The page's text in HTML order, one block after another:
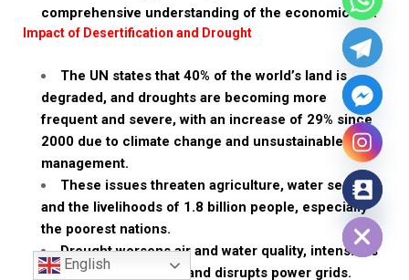
comprehensive understanding of the economic toll.
Impact of Desertification and Drought
The UN states that 40% of the world’s land is
degraded, and droughts are becoming more
frequent and severe, with an increase of 29% since
2000 due to climate change and unsustainable land
management.
These issues threaten agriculture, water security,
and the livelihoods of 1.8 billion people, especially
the poorest nations.
Drought worsens air and water quality, intensifies
sand and dust storms, and disrupts power grids.
English
Hide chaty